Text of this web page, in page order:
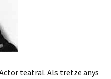
teatral. Als tretze anys